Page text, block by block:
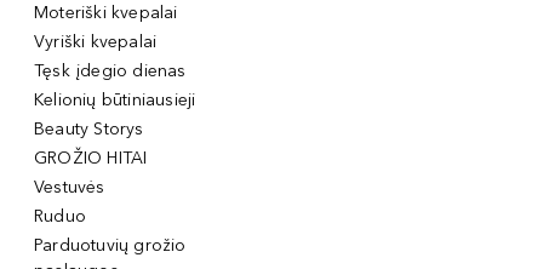
Moteriški kvepalai
Vyriški kvepalai
Tęsk įdegio dienas
Kelionių būtiniausieji
Beauty Storys
GROŽIO HITAI
Vestuvės
Ruduo
Parduotuvių grožio